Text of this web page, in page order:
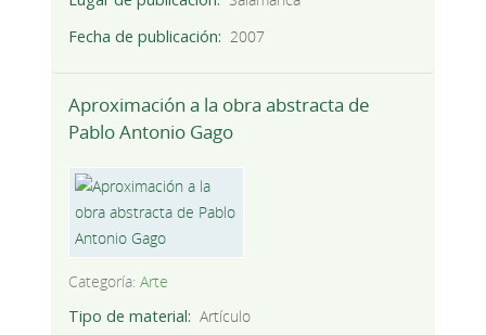
Fecha de publicación
2007
Aproximación a la obra abstracta de
Pablo Antonio Gago
Categoría: Arte
Tipo de material
Artículo